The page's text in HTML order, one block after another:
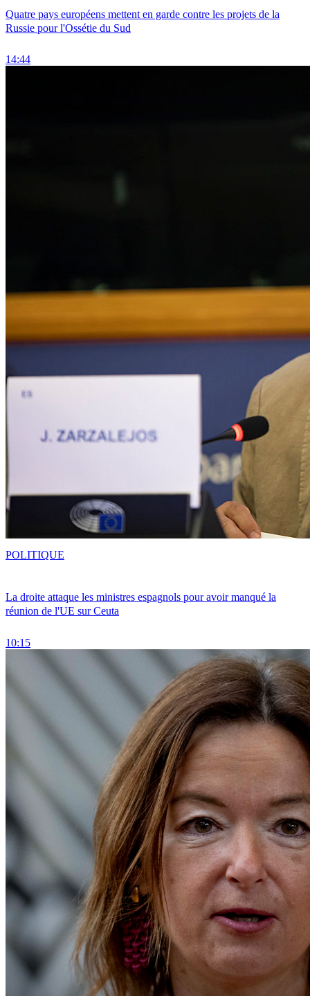
Quatre pays européens mettent en garde contre les projets de la
Russie pour l'Ossétie du Sud
14:44
La droite attaque les ministres espagnols pour avoir manqué la
réunion de l'UE sur Ceuta
10:15
POLITIQUE